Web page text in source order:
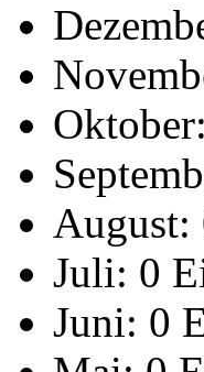
Oktober:
August:
Juli: 0
Juni: 0